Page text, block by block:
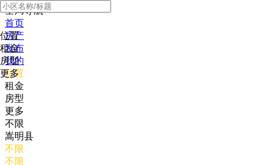
全局导航
首页
房产
发布
我的
位置
租金
房型
更多
位置
租金
房型
更多
不限
嵩明县
不限
不限